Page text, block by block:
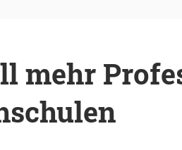
mehr